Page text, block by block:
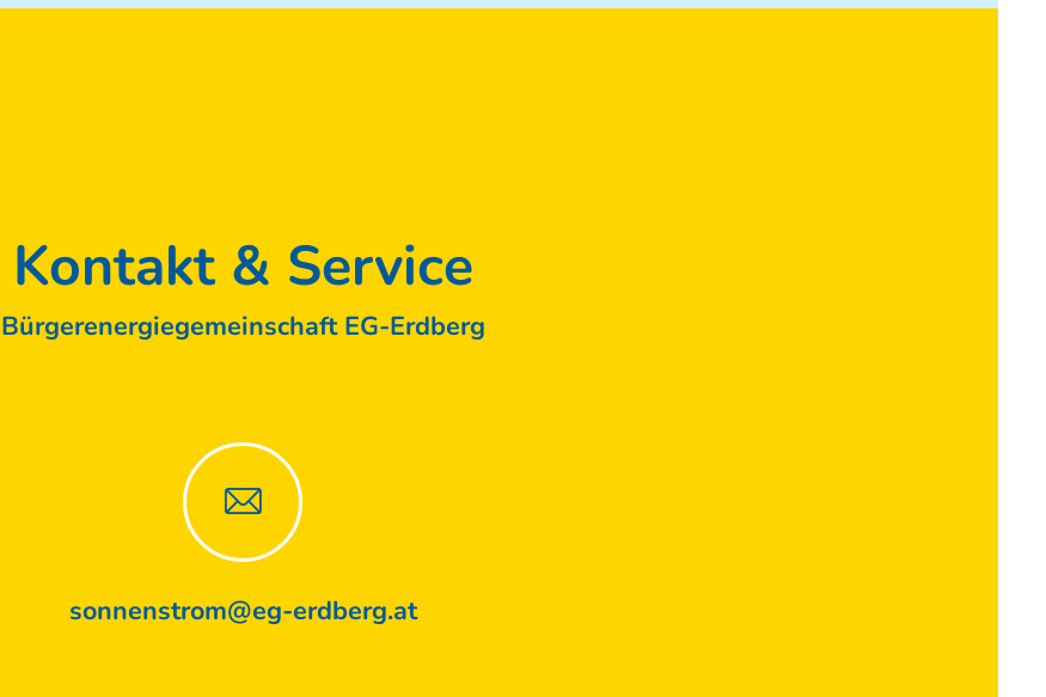
Kontakt & Service
Bürgerenergiegemeinschaft EG-Erdberg
sonnenstrom@eg-erdberg.at